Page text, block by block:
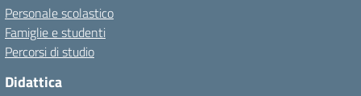
Personale scolastico
Famiglie e studenti
Percorsi di studio
Didattica